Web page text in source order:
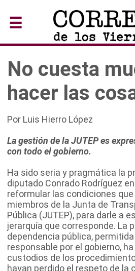
☰
No cuesta
hacer las
Por Luis Hierro López
La gestión de la JUTEP es
con todo el gobierno.
Ha sido seria y pragmática la
diputado Conrado Rodríguez
reformular las condiciones
miembros de la Junta de
Pública (JUTEP), para darle a
jerarquía que corresponde. La
dependencia pública,
responsable por el gobierno,
custodios de los
hayan perdido el respeto de la